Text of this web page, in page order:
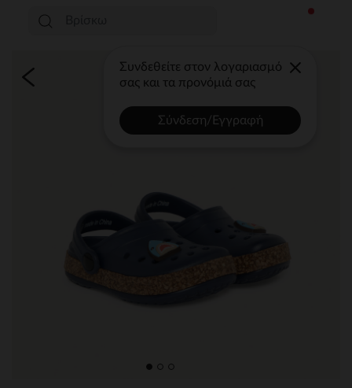
Συνδεθείτε στον λογαριασμό
σας και τα προνόμιά σας
Σύνδεση/Εγγραφή